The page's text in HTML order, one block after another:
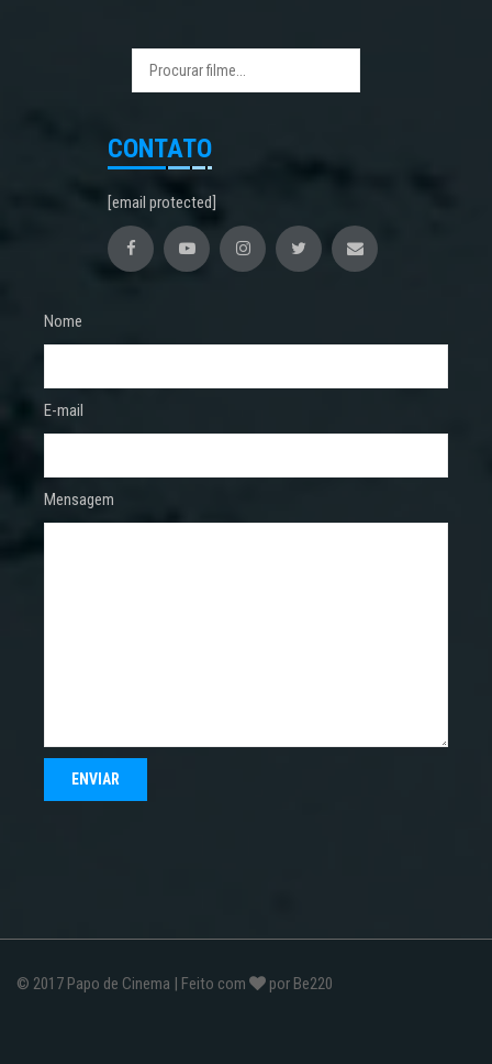
CONTATO
[email protected]
Nome
E-mail
Mensagem
© 2017 Papo de Cinema | Feito com por Be220